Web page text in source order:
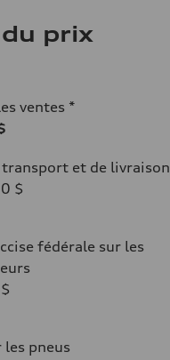
prix
ventes *
transport et de livraison
$
fédérale sur les
les pneus